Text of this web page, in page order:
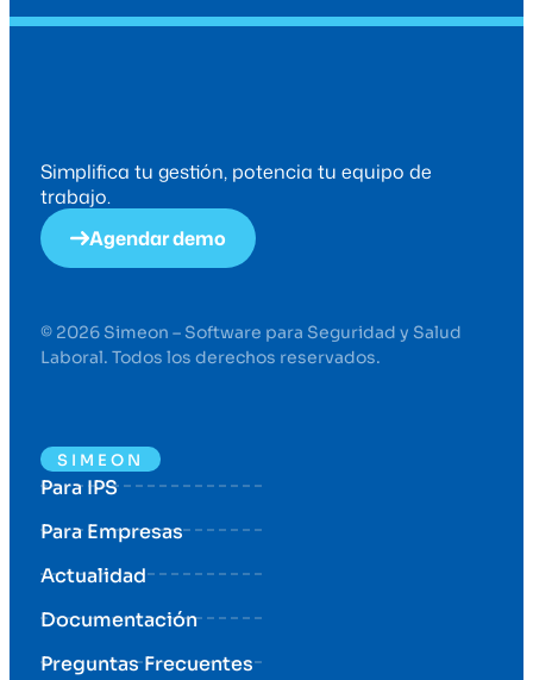
Simplifica tu gestión, potencia tu equipo de
trabajo.
Agendar demo
© 2026 Simeon – Software para Seguridad y Salud
Laboral. Todos los derechos reservados.
SIMEON
Para IPS
Para Empresas
Actualidad
Documentación
Preguntas Frecuentes